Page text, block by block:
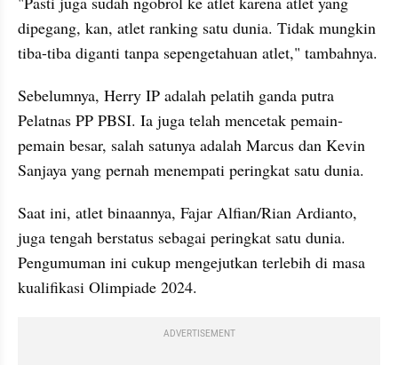
dipegang, kan, atlet ranking satu dunia. Tidak mungkin
tiba-tiba diganti tanpa sepengetahuan atlet," tambahnya.
Sebelumnya, Herry IP adalah pelatih ganda putra
Pelatnas PP PBSI. Ia juga telah mencetak pemain-
pemain besar, salah satunya adalah Marcus dan Kevin
Sanjaya yang pernah menempati peringkat satu dunia.
Saat ini, atlet binaannya, Fajar Alfian/Rian Ardianto,
juga tengah berstatus sebagai peringkat satu dunia.
Pengumuman ini cukup mengejutkan terlebih di masa
kualifikasi Olimpiade 2024.
ADVERTISEMENT